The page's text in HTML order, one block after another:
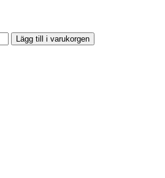
Lägg till i varukorgen